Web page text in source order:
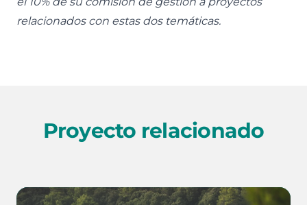
relacionados con estas dos temáticas.
Proyecto relacionado